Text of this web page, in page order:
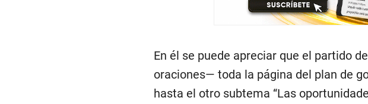
En él se puede apreciar que el partido
oraciones— toda la página del plan de
hasta el otro subtema “Las